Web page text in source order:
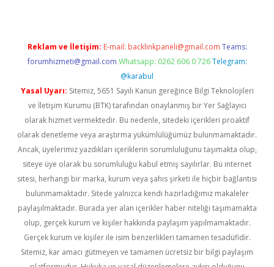
Reklam ve İletişim: E-mail: backlinkpaneli@gmail.com Teams:
forumhizmeti@gmail.com Whatsapp: 0262 606 0 726 Telegram:
@karabul
Yasal Uyarı: Sitemiz, 5651 Sayılı Kanun gereğince Bilgi Teknolojileri
ve İletişim Kurumu (BTK) tarafından onaylanmış bir Yer Sağlayıcı
olarak hizmet vermektedir. Bu nedenle, sitedeki içerikleri proaktif
olarak denetleme veya araştırma yükümlülüğümüz bulunmamaktadır.
Ancak, üyelerimiz yazdıkları içeriklerin sorumluluğunu taşımakta olup,
siteye üye olarak bu sorumluluğu kabul etmiş sayılırlar. Bu internet
sitesi, herhangi bir marka, kurum veya şahıs şirketi ile hiçbir bağlantısı
bulunmamaktadır. Sitede yalnızca kendi hazırladığımız makaleler
paylaşılmaktadır. Burada yer alan içerikler haber niteliği taşımamakta
olup, gerçek kurum ve kişiler hakkında paylaşım yapılmamaktadır.
Gerçek kurum ve kişiler ile isim benzerlikleri tamamen tesadüfidir.
Sitemiz, kar amacı gütmeyen ve tamamen ücretsiz bir bilgi paylaşım